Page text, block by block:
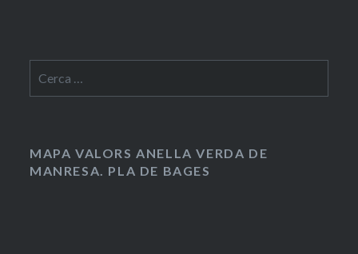
MAPA VALORS ANELLA VERDA DE
MANRESA. PLA DE BAGES